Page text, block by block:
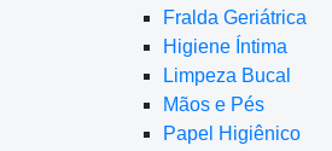
Fralda Geriátrica
Higiene Íntima
Limpeza Bucal
Mãos e Pés
Papel Higiênico